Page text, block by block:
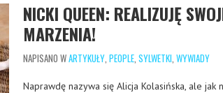
NICKI QUEEN: REALIZUJĘ
MARZENIA!
NAPISANO WARTYKUŁY, PEOPLE, SYLWETKI, WYWIADY
Naprawdę nazywa się Alicja Kolasińska, ale jak